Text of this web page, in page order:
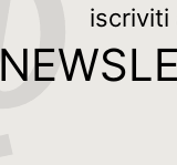
iscriviti